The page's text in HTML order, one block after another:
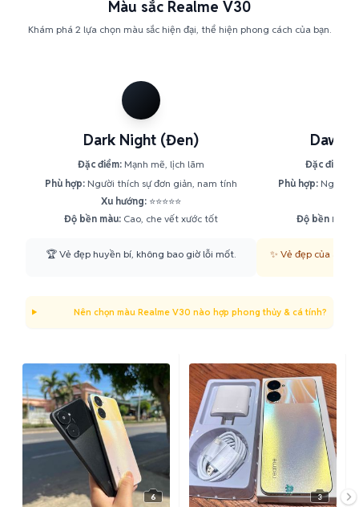
Màu sắc Realme V30
Khám phá 2 lựa chọn màu sắc hiện đại, thể hiện phong cách của bạn.
Dark Night (Đen)
Đặc điểm: Mạnh mẽ, lịch lãm
Phù hợp: Người thích sự đơn giản, nam tính
Xu hướng: ⭐⭐⭐⭐⭐
Độ bền màu: Cao, che vết xước tốt
🏆 Vẻ đẹp huyền bí, không bao giờ lỗi mốt.
Dawn
Đặc điểm:
Phù hợp: Người
Độ bền màu:
✨ Vẻ đẹp của ánh
Nên chọn màu Realme V30 nào hợp phong thủy & cá tính?
6 3